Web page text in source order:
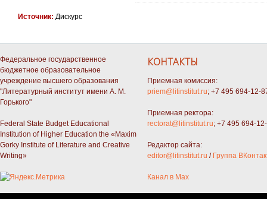
Источник: Дискурс
Федеральное государственное
бюджетное образовательное
учреждение высшего образования
"Литературный институт имени А. М.
Горького"
Federal State Budget Educational
Institution of Higher Education the «Maxim
Gorky Institute of Literature and Creative
Writing»
КОНТАКТЫ
Приемная комиссия:
priem@litinstitut.ru; +7 495 694-12-
Приемная ректора:
rectorat@litinstitut.ru; +7 495 694-
Редактор сайта:
editor@litinstitut.ru / Группа
Канал в Max